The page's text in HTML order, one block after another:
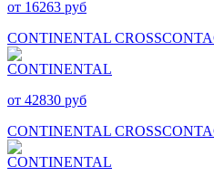
от 16263 руб
CONTINENTAL
от 42830 руб
CONTINENTAL